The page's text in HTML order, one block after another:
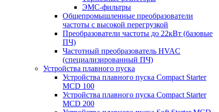
ЭМС-фильтры
Общепромышленные преобразователи
частоты с высокой перегрузкой
Преобразователи частоты до 22кВт (базовые
ПЧ)
Частотный преобразователь HVAC
(специализированный ПЧ)
Устройства плавного пуска
Устройства плавного пуска Compact Starter
MCD 100
Устройства плавного пуска Compact Starter
MCD 200